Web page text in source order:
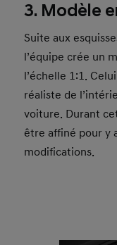
3. Modèle
Suite aux
l’équipe crée un
l’échelle 1:1.
réaliste de
voiture. Durant
être affiné pour y
modifications.